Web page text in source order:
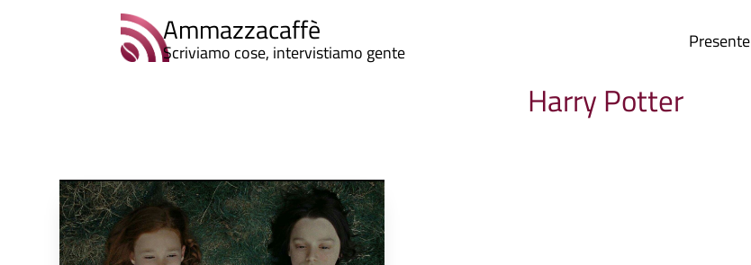
Ammazzacaffè
Scriviamo cose, intervistiamo gente Presente
Harry Potter